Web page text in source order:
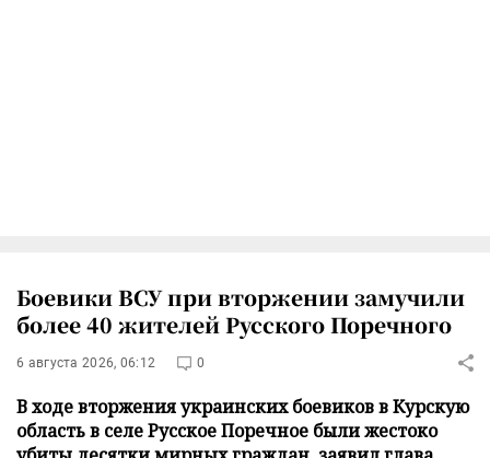
Боевики ВСУ при вторжении замучили
более 40 жителей Русского Поречного
6 августа 2026, 06:12 0
В ходе вторжения украинских боевиков в Курскую
область в селе Русское Поречное были жестоко